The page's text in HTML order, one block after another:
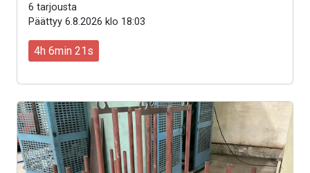
6 tarjousta
Päättyy 6.8.2026 klo 18:03
4h 6min 19s